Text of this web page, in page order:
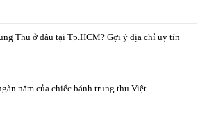
Thu ở đâu tại Tp.HCM? Gợi ý địa chỉ uy tín
năm của chiếc bánh trung thu Việt